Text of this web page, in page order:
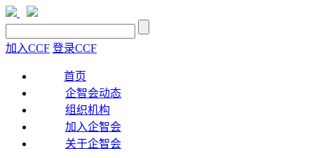
加入CCF 登录CCF
首页
企智会动态
组织机构
加入企智会
关于企智会